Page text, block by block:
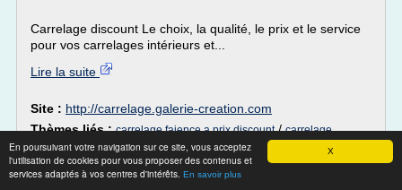
X
En poursuivant votre navigation sur ce site, vous acceptez
l'utilisation de cookies pour vous proposer des contenus et
services adaptés à vos centres d'intérêts. En savoir plus
Carrelage discount Le choix, la qualité, le prix et le service
pour vos carrelages intérieurs et...
Lire la suite
Site : http://carrelage.galerie-creation.com
Thèmes liés :carrelage faience a prix discount/carrelage
interieur a prix discount/carrelage a prix discount var
carrelage lea/carrelage sol a prix discount